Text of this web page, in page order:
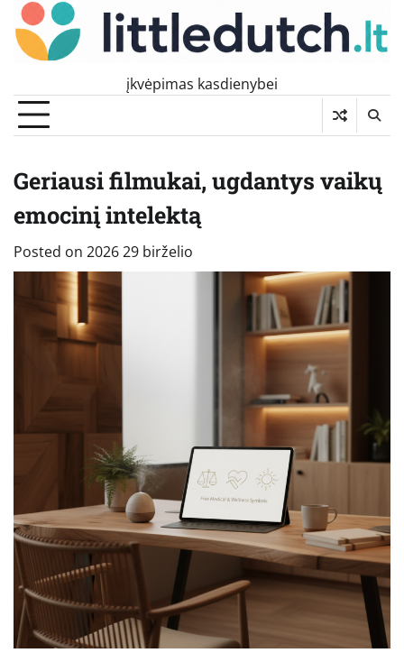
Skip
content
įkvėpimas kasdienybei
Geriausi filmukai, ugdantys vaikų
emocinį intelektą
Posted on 2026 29 birželio